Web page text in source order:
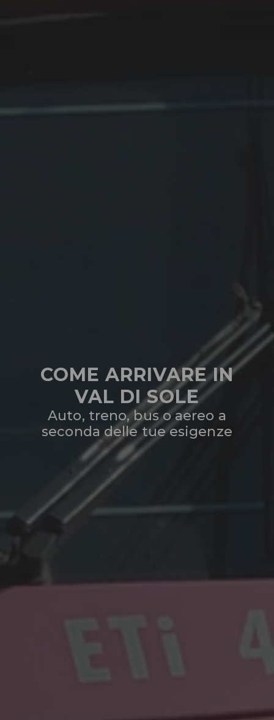
COME ARRIVARE IN
VAL DI SOLE
Auto, treno, bus o aereo a
seconda delle tue esigenze